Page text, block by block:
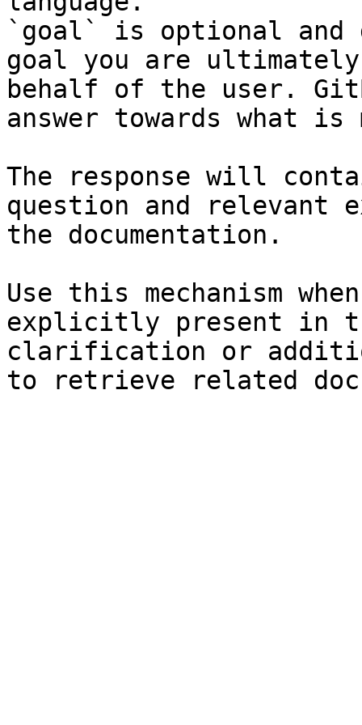
`goal` is optional and
goal you are
behalf of the user.
answer towards what
The response will
question and relevant
the documentation.
Use this mechanism
explicitly present in
clarification or